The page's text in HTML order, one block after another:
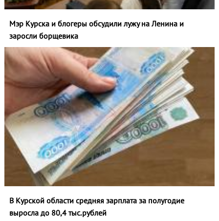
Мэр Курска и блогеры обсудили лужу на Ленина и
заросли борщевика
В Курской области средняя зарплата за полугодие
выросла до 80,4 тыс.рублей